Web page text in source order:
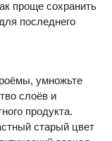
проще сохранить
последнего
умножьте
слоёв и
продукта.
старый цвет